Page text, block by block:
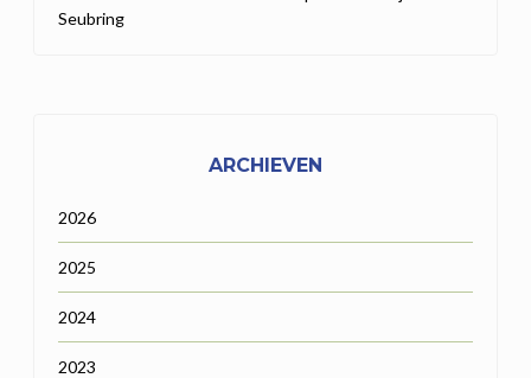
Seubring
ARCHIEVEN
2026
2025
2024
2023